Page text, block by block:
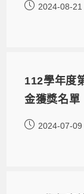
2024-08-21
112學年度
金獲獎名單
2024-07-09